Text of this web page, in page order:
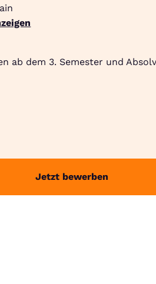
ab dem 3. Semester und
Jetzt bewerben